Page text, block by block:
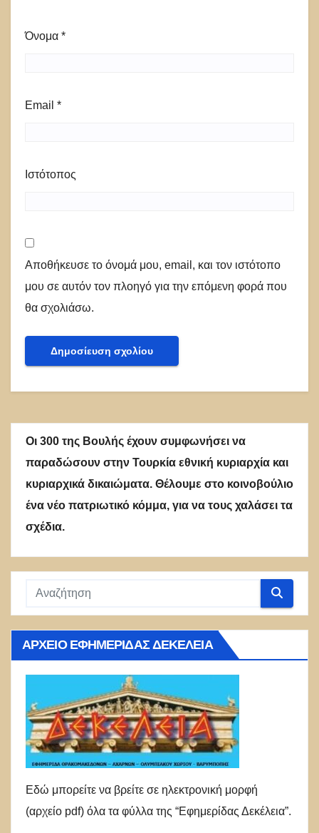
Όνομα *
Email *
Ιστότοπος
Αποθήκευσε το όνομά μου, email, και τον ιστότοπο
μου σε αυτόν τον πλοηγό για την επόμενη φορά που
θα σχολιάσω.
Οι 300 της Βουλής έχουν συμφωνήσει να
παραδώσουν στην Τουρκία εθνική κυριαρχία και
κυριαρχικά δικαιώματα. Θέλουμε στο κοινοβούλιο
ένα νέο πατριωτικό κόμμα, για να τους χαλάσει τα
σχέδια.
ΑΡΧΕΊΟ ΕΦΗΜΕΡΊΔΑΣ ΔΕΚΈΛΕΙΑ
Εδώ μπορείτε να βρείτε σε ηλεκτρονική μορφή
(αρχείο pdf) όλα τα φύλλα της “Εφημερίδας Δεκέλεια”.